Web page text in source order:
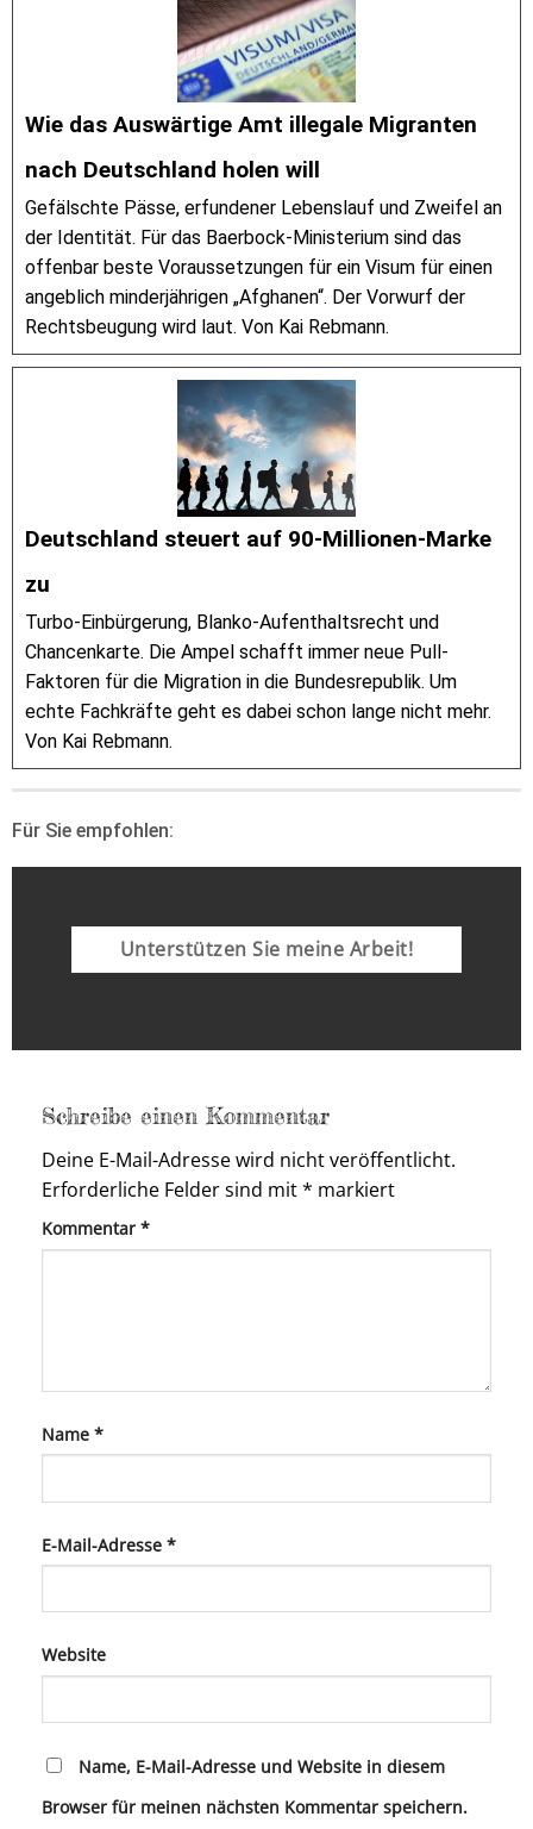
Wie das Auswärtige Amt illegale Migranten
nach Deutschland holen will
Gefälschte Pässe, erfundener Lebenslauf und Zweifel an
der Identität. Für das Baerbock-Ministerium sind das
offenbar beste Voraussetzungen für ein Visum für einen
angeblich minderjährigen „Afghanen“. Der Vorwurf der
Rechtsbeugung wird laut. Von Kai Rebmann.
Deutschland steuert auf 90-Millionen-Marke
zu
Turbo-Einbürgerung, Blanko-Aufenthaltsrecht und
Chancenkarte. Die Ampel schafft immer neue Pull-
Faktoren für die Migration in die Bundesrepublik. Um
echte Fachkräfte geht es dabei schon lange nicht mehr.
Von Kai Rebmann.
Für Sie empfohlen:
Unterstützen Sie meine Arbeit!
Schreibe einen Kommentar
Deine E-Mail-Adresse wird nicht veröffentlicht.
Erforderliche Felder sind mit* markiert
Kommentar *
Name *
E-Mail-Adresse *
Website
Name, E-Mail-Adresse und Website in diesem
Browser für meinen nächsten Kommentar speichern.